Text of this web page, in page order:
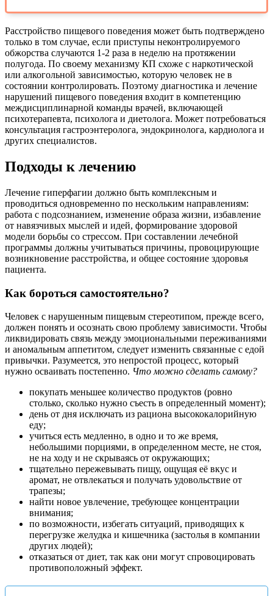
Расстройство пищевого поведения может быть подтверждено
только в том случае, если приступы неконтролируемого
обжорства случаются 1-2 раза в неделю на протяжении
полугода. По своему механизму КП схоже с наркотической
или алкогольной зависимостью, которую человек не в
состоянии контролировать. Поэтому диагностика и лечение
нарушений пищевого поведения входит в компетенцию
междисциплинарной команды врачей, включающей
психотерапевта, психолога и диетолога. Может потребоваться
консультация гастроэнтеролога, эндокринолога, кардиолога и
других специалистов.
Подходы к лечению
Лечение гиперфагии должно быть комплексным и
проводиться одновременно по нескольким направлениям:
работа с подсознанием, изменение образа жизни, избавление
от навязчивых мыслей и идей, формирование здоровой
модели борьбы со стрессом. При составлении лечебной
программы должны учитываться причины, провоцирующие
возникновение расстройства, и общее состояние здоровья
пациента.
Как бороться самостоятельно?
Человек с нарушенным пищевым стереотипом, прежде всего,
должен понять и осознать свою проблему зависимости. Чтобы
ликвидировать связь между эмоциональными переживаниями
и аномальным аппетитом, следует изменить связанные с едой
привычки. Разумеется, это непростой процесс, который
нужно осваивать постепенно. Что можно сделать самому?
покупать меньшее количество продуктов (ровно
столько, сколько нужно съесть в определенный момент);
день от дня исключать из рациона высококалорийную
еду;
учиться есть медленно, в одно и то же время,
небольшими порциями, в определенном месте, не стоя,
не на ходу и не скрываясь от окружающих;
тщательно пережевывать пищу, ощущая её вкус и
аромат, не отвлекаться и получать удовольствие от
трапезы;
найти новое увлечение, требующее концентрации
внимания;
по возможности, избегать ситуаций, приводящих к
перегрузке желудка и кишечника (застолья в компании
других людей);
отказаться от диет, так как они могут спровоцировать
противоположный эффект.